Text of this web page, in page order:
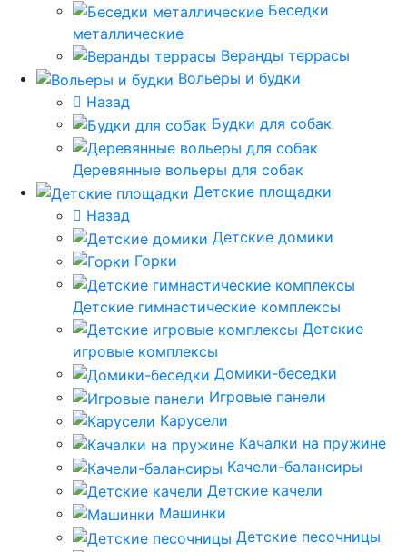
Беседки
металлические
Веранды террасы
Вольеры и будки
Назад
Будки для собак
Деревянные вольеры для собак
Детские площадки
Назад
Детские домики
Горки
Детские гимнастические комплексы
Детские
игровые комплексы
Домики-беседки
Игровые панели
Карусели
Качалки на пружине
Качели-балансиры
Детские качели
Машинки
Детские песочницы